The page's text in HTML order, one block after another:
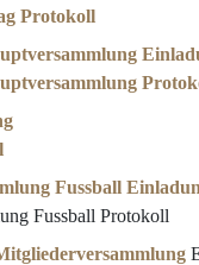
Protokoll
Fussball
Fussball Protokoll